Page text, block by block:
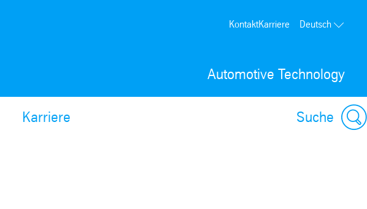
Automotive Technology
KontaktKarriere Deutsch
Karriere Suche